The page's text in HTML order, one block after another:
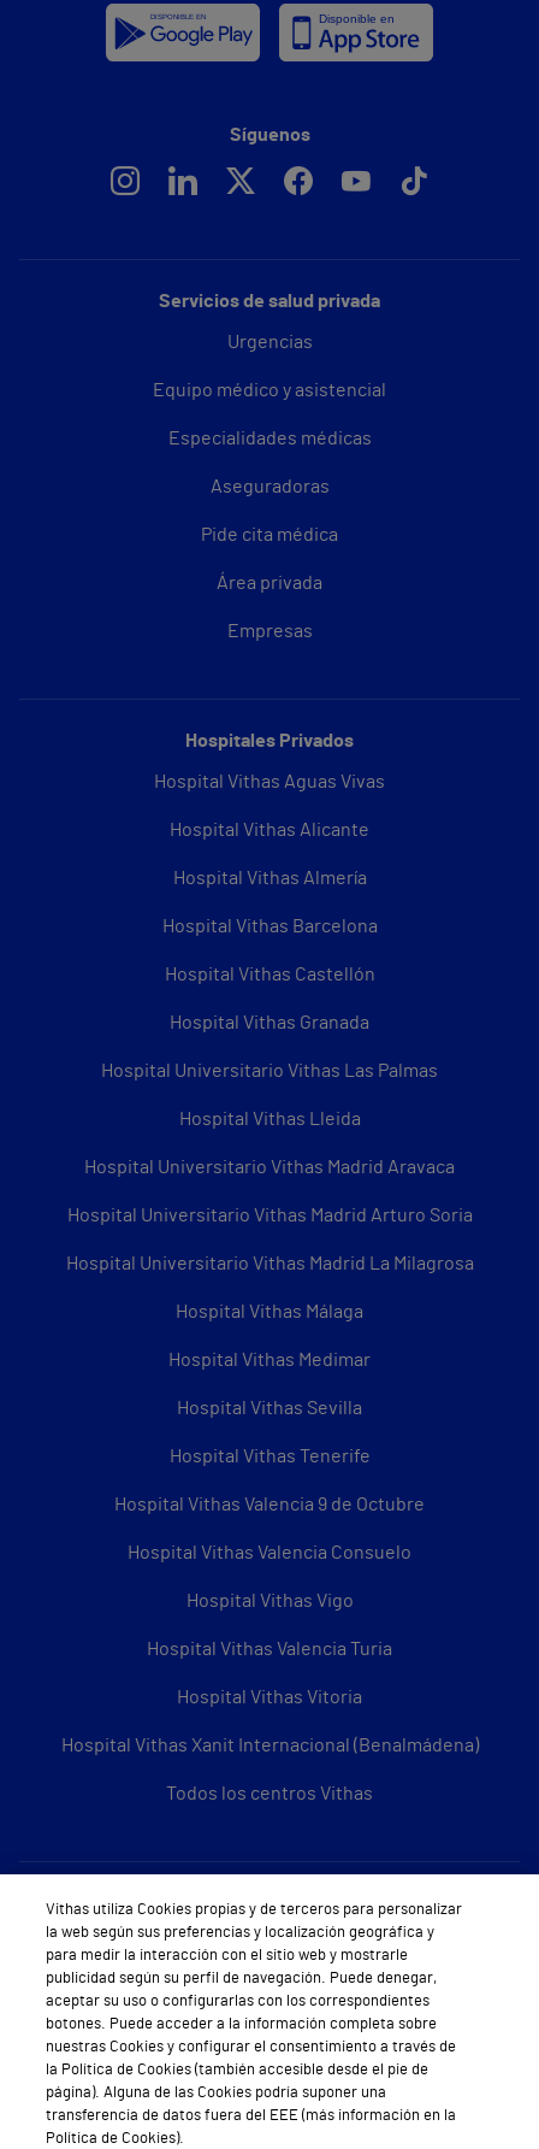
Servicios de salud privada
Urgencias
Equipo médico y asistencial
Especialidades médicas
Aseguradoras
Pide cita médica
Área privada
Empresas
Hospitales Privados
Hospital Vithas Aguas Vivas
Hospital Vithas Alicante
Hospital Vithas Almería
Hospital Vithas Barcelona
Hospital Vithas Castellón
Hospital Vithas Granada
Hospital Universitario Vithas Las Palmas
Hospital Vithas Lleida
Hospital Universitario Vithas Madrid Aravaca
Hospital Universitario Vithas Madrid Arturo Soria
Hospital Universitario Vithas Madrid La Milagrosa
Hospital Vithas Málaga
Hospital Vithas Medimar
Hospital Vithas Sevilla
Hospital Vithas Tenerife
Hospital Vithas Valencia 9 de Octubre
Hospital Vithas Valencia Consuelo
Hospital Vithas Vigo
Hospital Vithas Valencia Turia
Hospital Vithas Vitoria
Hospital Vithas Xanit Internacional (Benalmádena)
Todos los centros Vithas
Sobre Vithas
Quiénes somos
Trabajar en Vithas
Teléfono Cita Médica
Teléfono Atención al Cliente
Política de seguridad y salud en el trabajo
Síguenos
Vithas utiliza Cookies propias y de terceros para personalizar
la web según sus preferencias y localización geográfica y
para medir la interacción con el sitio web y mostrarle
publicidad según su perfil de navegación. Puede denegar,
aceptar su uso o configurarlas con los correspondientes
botones. Puede acceder a la información completa sobre
nuestras Cookies y configurar el consentimiento a través de
la Política de Cookies (también accesible desde el pie de
página). Alguna de las Cookies podría suponer una
transferencia de datos fuera del EEE (más información en la
Política de Cookies).